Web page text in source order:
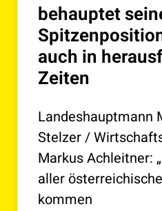
behauptet
auch in
Zeiten
Landeshauptmann
Stelzer /
Markus Achleitner:
aller
kommen